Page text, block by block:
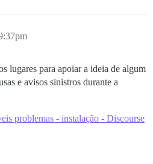
lugares para apoiar a ideia de algum
e avisos sinistros durante a
problemas - instalação - Discourse